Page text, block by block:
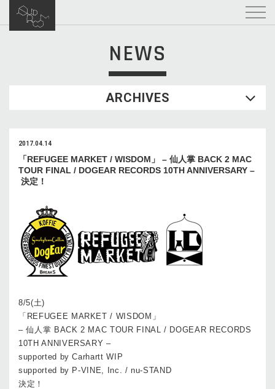
NEWS
ARCHIVES
2017.04.14
「REFUGEE MARKET / WISDOM」 – 仙人掌 BACK 2 MAC
TOUR FINAL / DOGEAR RECORDS 10TH ANNIVERSARY –
決定！
8/5(土)
「REFUGEE MARKET / WISDOM」
– 仙人掌 BACK 2 MAC TOUR FINAL / DOGEAR RECORDS
10TH ANNIVERSARY –
supported by Carhartt WIP
supported by P-VINE, Inc. / nu-STAND
決定！